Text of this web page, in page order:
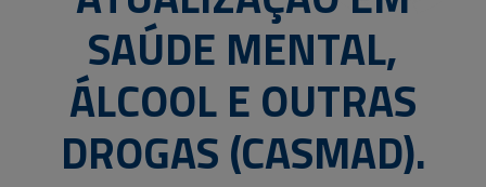
SAÚDE MENTAL,
ÁLCOOL E OUTRAS
DROGAS (CASMAD).